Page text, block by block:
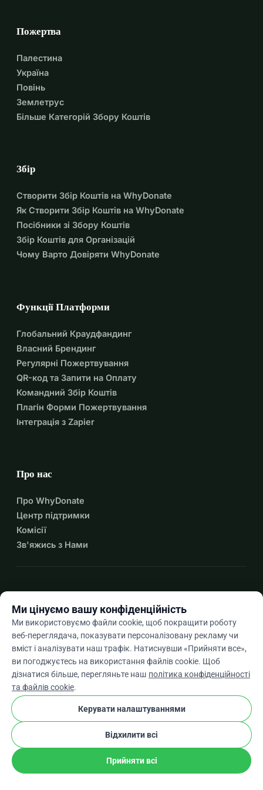
Пожертва
Палестина
Україна
Повінь
Землетрус
Більше Категорій Збору Коштів
Збір
Створити Збір Коштів на WhyDonate
Як Створити Збір Коштів на WhyDonate
Посібники зі Збору Коштів
Збір Коштів для Організацій
Чому Варто Довіряти WhyDonate
Функції Платформи
Глобальний Краудфандинг
Власний Брендинг
Регулярні Пожертвування
QR-код та Запити на Оплату
Командний Збір Коштів
Плагін Форми Пожертвування
Інтеграція з Zapier
Про нас
Про WhyDonate
Центр підтримки
Комісії
Зв'яжись з Нами
Ukarrow_drop_down
★★★★★4,9 / 5 на основі 500+ відгуків
WhyDonate
Конфіденційність і файли cookie
Умови та положення
stripe checkПеревірений Партнер
Ми цінуємо вашу конфіденційність
Ми використовуємо файли cookie, щоб покращити роботу
веб-переглядача, показувати персоналізовану рекламу чи
вміст і аналізувати наш трафік. Натиснувши «Прийняти все»,
ви погоджуєтесь на використання файлів cookie. Щоб
дізнатися більше, перегляньте наш політика конфіденційності
та файлів cookie.
Керувати налаштуваннями
Відхилити всі
Прийняти всі